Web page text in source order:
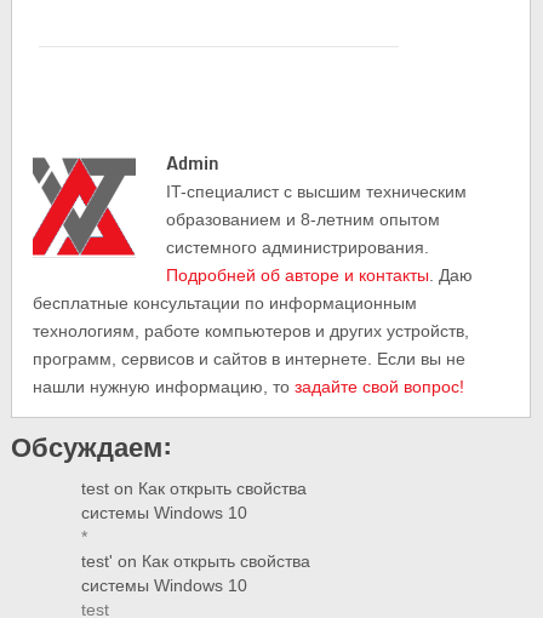
Admin
IT-cпециалист с высшим техническим
образованием и 8-летним опытом
системного администрирования.
Подробней об авторе и контакты . Даю
бесплатные консультации по информационным
технологиям, работе компьютеров и других устройств,
программ, сервисов и сайтов в интернете. Если вы не
нашли нужную информацию, тозадайте свой вопрос!
Обсуждаем:
test on Как открыть свойства
системы Windows 10
*
test' on Как открыть свойства
системы Windows 10
test